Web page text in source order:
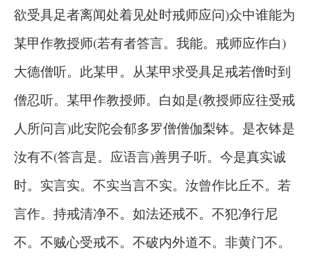
欲受具足者离闻处着见处时戒师应问)众中谁能为
某甲作教授师(若有者答言。我能。戒师应作白)
大德僧听。此某甲。从某甲求受具足戒若僧时到
僧忍听。某甲作教授师。白如是(教授师应往受戒
人所问言)此安陀会郁多罗僧僧伽梨钵。是衣钵是
汝有不(答言是。应语言)善男子听。今是真实诚
时。实言实。不实当言不实。汝曾作比丘不。若
言作。持戒清净不。如法还戒不。不犯净行尼
不。不贼心受戒不。不破内外道不。非黄门不。